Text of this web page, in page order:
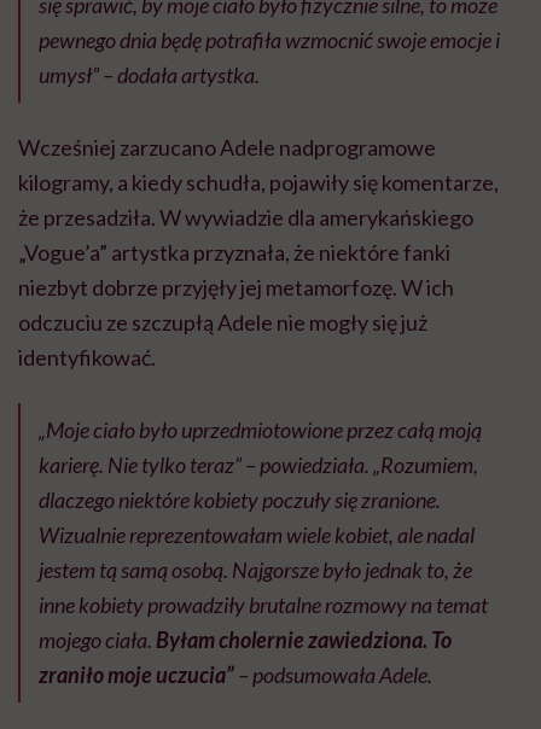
pewnego dnia będę potrafiła wzmocnić swoje emocje i
umysł” – dodała artystka.
Wcześniej zarzucano Adele nadprogramowe
kilogramy, a kiedy schudła, pojawiły się komentarze,
że przesadziła. W wywiadzie dla amerykańskiego
„Vogue’a” artystka przyznała, że niektóre fanki
niezbyt dobrze przyjęły jej metamorfozę. W ich
odczuciu ze szczupłą Adele nie mogły się już
identyfikować.
„Moje ciało było uprzedmiotowione przez całą moją
karierę. Nie tylko teraz” – powiedziała. „Rozumiem,
dlaczego niektóre kobiety poczuły się zranione.
Wizualnie reprezentowałam wiele kobiet, ale nadal
jestem tą samą osobą. Najgorsze było jednak to, że
inne kobiety prowadziły brutalne rozmowy na temat
mojego ciała. Byłam cholernie zawiedziona. To
zraniło moje uczucia”– podsumowała Adele.